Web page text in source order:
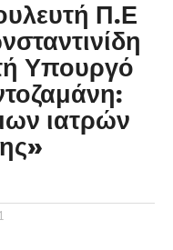
Π.Ε
Υπουργό
ιατρών